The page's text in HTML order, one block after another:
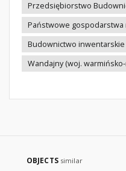
Przedsiębiorstwo
Państwowe gospodarstwa
Budownictwo inwentarskie
Wandajny (woj.
OBJECTS similar